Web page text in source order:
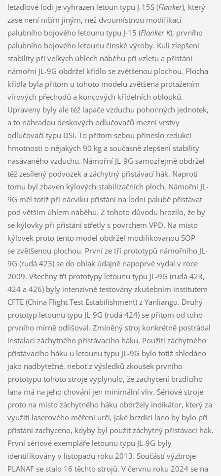
letadlové lodi je vyhrazen letoun typu J-15S (Flanker), který
zase není ničím jiným, než dvoumístnou modifikací
palubního bojového letounu typu J-15 (Flanker K), prvního
palubního bojového letounu čínské výroby. Kuli zlepšení
stability při velkých úhlech náběhu při vzletu a přistání
námořní JL-9G obdržel křídlo se zvětšenou plochou. Plocha
křídla byla přitom u tohoto modelu zvětšena protažením
vírových přechodů a koncových křídelních oblouků.
Upraveny byly ale též lapače vzduchu pohonných jednotek,
a to náhradou deskových odlučovačů mezní vrstvy
odlučovači typu DSI. To přitom sebou přineslo redukci
hmotnosti o nějakých 90 kg a současně zlepšení stability
nasávaného vzduchu. Námořní JL-9G samozřejmě obdržel
též zesílený podvozek a záchytný přistávací hák. Naproti
tomu byl zbaven kýlových stabilizačních ploch. Námořní JL-
9G měl totiž při nácviku přistání na lodní palubě přistávat
pod větším úhlem náběhu. Z tohoto důvodu hrozilo, že by
se kýlovky při přistání střetly s povrchem VPD. Na místo
kýlovek proto tento model obdržel modifikovanou SOP
se zvětšenou plochou. První ze tří prototypů námořního JL-
9G (rudá 423) se do oblak údajně napoprvé vydal v roce
2009. Všechny tři prototypy letounu typu JL-9G (rudá 423,
424 a 426) byly intenzivně testovány zkušebním institutem
CFTE (China Flight Test Estabilishment) z Yanliangu. Druhý
prototyp letounu typu JL-9G (rudá 424) se přitom od toho
prvního mírně odlišoval. Zmíněný stroj konkrétně postrádal
instalaci záchytného přistávacího háku. Použití záchytného
přistávacího háku u letounu typu JL-9G bylo totiž shledáno
jako nadbytečné, neboť z výsledků zkoušek prvního
prototypu tohoto stroje vyplynulo, že zachycení brzdícího
lana má na jeho chování jen minimální vliv. Sériové stroje
proto na místo záchytného háku obdržely indikátor, který za
využití laserového měření určí, jaké brzdící lano by bylo při
přistání zachyceno, kdyby byl použit záchytný přistávací hák.
První sériové exempláře letounu typu JL-9G byly
identifikovány v listopadu roku 2013. Součástí výzbroje
PLANAF se stalo 16 těchto strojů. V červnu roku 2024 se na